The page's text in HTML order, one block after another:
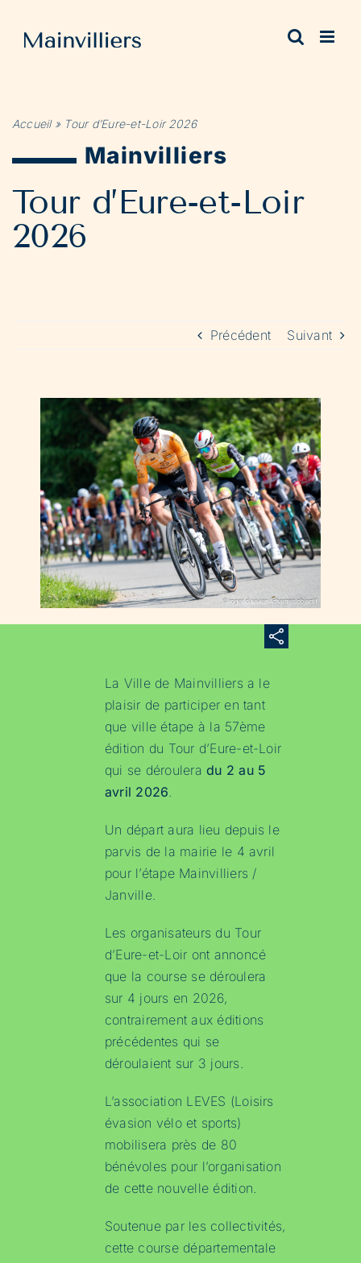
contenu
Accueil» Tour d’Eure-et-Loir 2026
Mainvilliers
Tour d’Eure-et-Loir
2026
Précédent Suivant
La Ville de Mainvilliers a le
plaisir de participer en tant
que ville étape à la 57ème
édition du Tour d’Eure-et-Loir
qui se dérouleradu 2 au 5
avril 2026.
Un départ aura lieu depuis le
parvis de la mairie le 4 avril
pour l’étape Mainvilliers /
Janville.
Les organisateurs du Tour
d’Eure-et-Loir ont annoncé
que la course se déroulera
sur 4 jours en 2026,
contrairement aux éditions
précédentes qui se
déroulaient sur 3 jours.
L’association LEVES (Loisirs
évasion vélo et sports)
mobilisera près de 80
bénévoles pour l’organisation
de cette nouvelle édition.
Soutenue par les collectivités,
cette course départementale